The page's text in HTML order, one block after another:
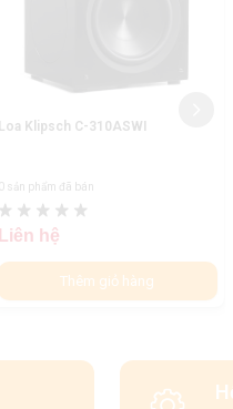
Loa Klipsch C-310ASWI
0 sản phẩm đã bán
Liên hệ
Thêm giỏ hàng